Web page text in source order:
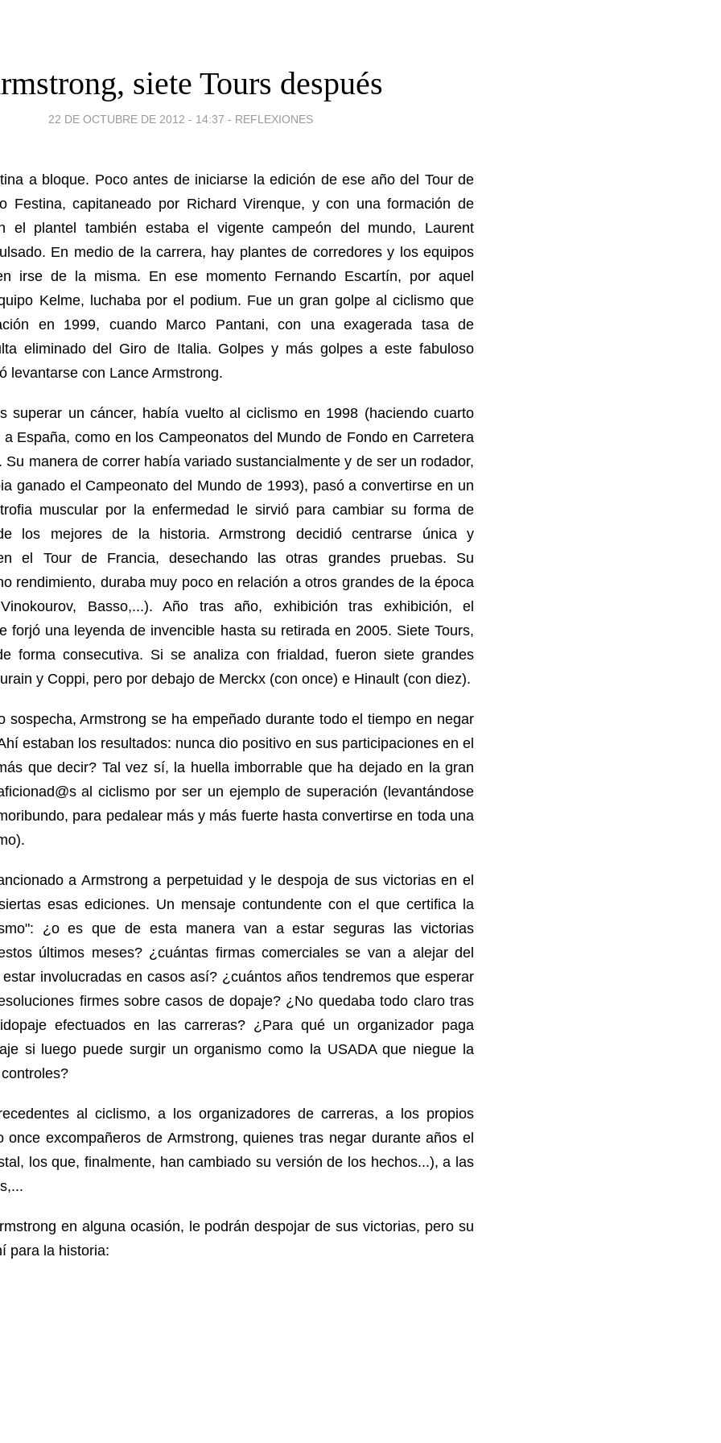
siete Tours después
22 DE OCTUBRE DE 2012 - 14:37 - REFLEXIONES
a bloque. Poco antes de iniciarse la edición de ese año del Tour de
Festina, capitaneado por Richard Virenque, y con una formación de
el plantel también estaba el vigente campeón del mundo, Laurent
En medio de la carrera, hay plantes de corredores y los equipos
irse de la misma. En ese momento Fernando Escartín, por aquel
Kelme, luchaba por el podium. Fue un gran golpe al ciclismo que
en 1999, cuando Marco Pantani, con una exagerada tasa de
eliminado del Giro de Italia. Golpes y más golpes a este fabuloso
levantarse con Lance Armstrong.
superar un cáncer, había vuelto al ciclismo en 1998 (haciendo cuarto
España, como en los Campeonatos del Mundo de Fondo en Carretera
Su manera de correr había variado sustancialmente y de ser un rodador,
ganado el Campeonato del Mundo de 1993), pasó a convertirse en un
muscular por la enfermedad le sirvió para cambiar su forma de
los mejores de la historia. Armstrong decidió centrarse única y
el Tour de Francia, desechando las otras grandes pruebas. Su
rendimiento, duraba muy poco en relación a otros grandes de la época
Basso,...). Año tras año, exhibición tras exhibición, el
forjó una leyenda de invencible hasta su retirada en 2005. Siete Tours,
forma consecutiva. Si se analiza con frialdad, fueron siete grandes
y Coppi, pero por debajo de Merckx (con once) e Hinault (con diez).
sospecha, Armstrong se ha empeñado durante todo el tiempo en negar
estaban los resultados: nunca dio positivo en sus participaciones en el
que decir? Tal vez sí, la huella imborrable que ha dejado en la gran
al ciclismo por ser un ejemplo de superación (levantándose
para pedalear más y más fuerte hasta convertirse en toda una
a Armstrong a perpetuidad y le despoja de sus victorias en el
esas ediciones. Un mensaje contundente con el que certifica la
¿o es que de esta manera van a estar seguras las victorias
últimos meses? ¿cuántas firmas comerciales se van a alejar del
involucradas en casos así? ¿cuántos años tendremos que esperar
firmes sobre casos de dopaje? ¿No quedaba todo claro tras
efectuados en las carreras? ¿Para qué un organizador paga
si luego puede surgir un organismo como la USADA que niegue la
al ciclismo, a los organizadores de carreras, a los propios
once excompañeros de Armstrong, quienes tras negar durante años el
los que, finalmente, han cambiado su versión de los hechos...), a las
en alguna ocasión, le podrán despojar de sus victorias, pero su
para la historia: